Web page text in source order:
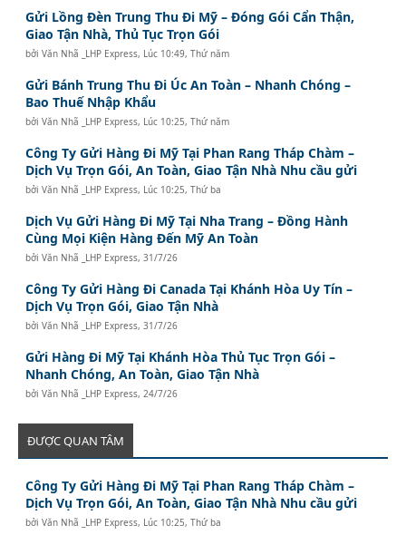
Gửi Lồng Đèn Trung Thu Đi Mỹ – Đóng Gói Cẩn Thận,
Giao Tận Nhà, Thủ Tục Trọn Gói
bởiVăn Nhã _LHP Express, Lúc 10:49, Thứ năm
Gửi Bánh Trung Thu Đi Úc An Toàn – Nhanh Chóng –
Bao Thuế Nhập Khẩu
bởiVăn Nhã _LHP Express, Lúc 10:25, Thứ năm
Công Ty Gửi Hàng Đi Mỹ Tại Phan Rang Tháp Chàm –
Dịch Vụ Trọn Gói, An Toàn, Giao Tận Nhà Nhu cầu gửi
bởiVăn Nhã _LHP Express, Lúc 10:25, Thứ ba
Dịch Vụ Gửi Hàng Đi Mỹ Tại Nha Trang – Đồng Hành
Cùng Mọi Kiện Hàng Đến Mỹ An Toàn
bởiVăn Nhã _LHP Express,31/7/26
Công Ty Gửi Hàng Đi Canada Tại Khánh Hòa Uy Tín –
Dịch Vụ Trọn Gói, Giao Tận Nhà
bởiVăn Nhã _LHP Express,31/7/26
Gửi Hàng Đi Mỹ Tại Khánh Hòa Thủ Tục Trọn Gói –
Nhanh Chóng, An Toàn, Giao Tận Nhà
bởiVăn Nhã _LHP Express, 24/7/26
ĐƯỢC QUAN TÂM
Công Ty Gửi Hàng Đi Mỹ Tại Phan Rang Tháp Chàm –
Dịch Vụ Trọn Gói, An Toàn, Giao Tận Nhà Nhu cầu gửi
bởiVăn Nhã _LHP Express, Lúc 10:25, Thứ ba